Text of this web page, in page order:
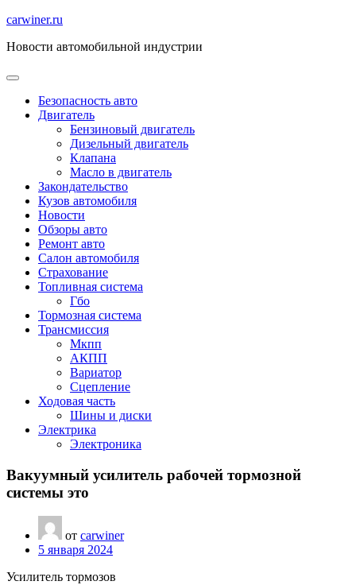
Перейти
содержимому
carwiner.ru
Новости автомобильной индустрии
Безопасность авто
Двигатель
Бензиновый двигатель
Дизельный двигатель
Клапана
Масло в двигатель
Закондательство
Кузов автомобиля
Новости
Обзоры авто
Ремонт авто
Салон автомобиля
Страхование
Топливная система
Гбо
Тормозная система
Трансмиссия
Мкпп
АКПП
Вариатор
Сцепление
Ходовая часть
Шины и диски
Электрика
Электроника
Вакуумный усилитель рабочей тормозной
системы это
от carwiner
5 января 2024
Усилитель тормозов